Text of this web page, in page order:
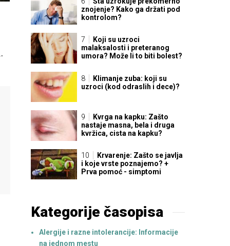
znojenje? Kako ga držati pod
kontrolom?
Koji su uzroci
malaksalosti i preteranog
umora? Može li to biti bolest?
Klimanje zuba: koji su
uzroci (kod odraslih i dece)?
Kvrga na kapku: Zašto
nastaje masna, bela i druga
kvržica, cista na kapku?
Krvarenje: Zašto se javlja
i koje vrste poznajemo? +
Prva pomoć - simptomi
Kategorije časopisa
Alergije i razne intolerancije: Informacije
na jednom mestu